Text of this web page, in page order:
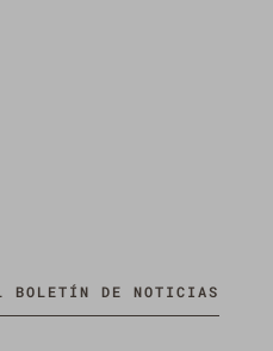
BOLETÍN DE NOTICIAS